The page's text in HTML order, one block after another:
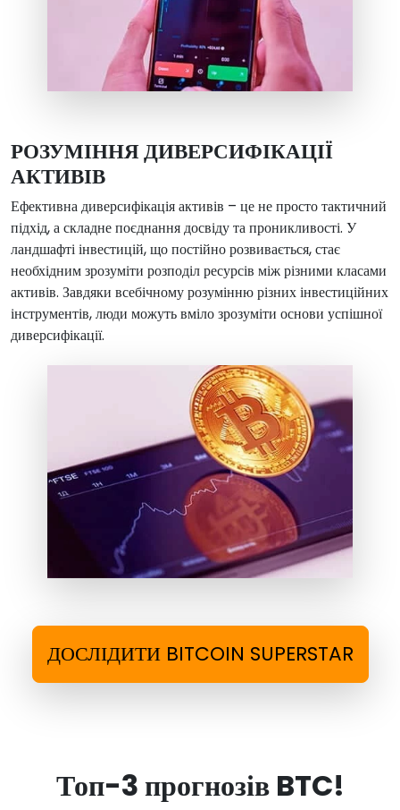
РОЗУМІННЯ ДИВЕРСИФІКАЦІЇ
АКТИВІВ
Ефективна диверсифікація активів – це не просто тактичний
підхід, а складне поєднання досвіду та проникливості. У
ландшафті інвестицій, що постійно розвивається, стає
необхідним зрозуміти розподіл ресурсів між різними класами
активів. Завдяки всебічному розумінню різних інвестиційних
інструментів, люди можуть вміло зрозуміти основи успішної
диверсифікації.
ДОСЛІДИТИ BITCOIN SUPERSTAR
Топ-3 прогнозів BTC!